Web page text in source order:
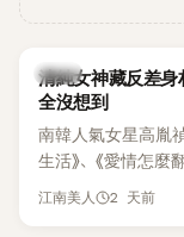
韓星
清純女神藏反差身
全沒想到
南韓人氣女星高胤
生活》、《愛情怎麼
作品，躍升為韓劇
江南美人 2 天前